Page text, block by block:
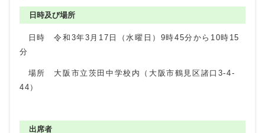
日時及び場所
日時 令和3年3月17日（水曜日）9時45分から10時15
分
場所 大阪市立茨田中学校内（大阪市鶴見区諸口3-4-
44）
出席者